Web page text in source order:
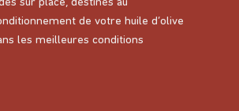
sur place, destinés au
de votre huile d’olive
les meilleures conditions